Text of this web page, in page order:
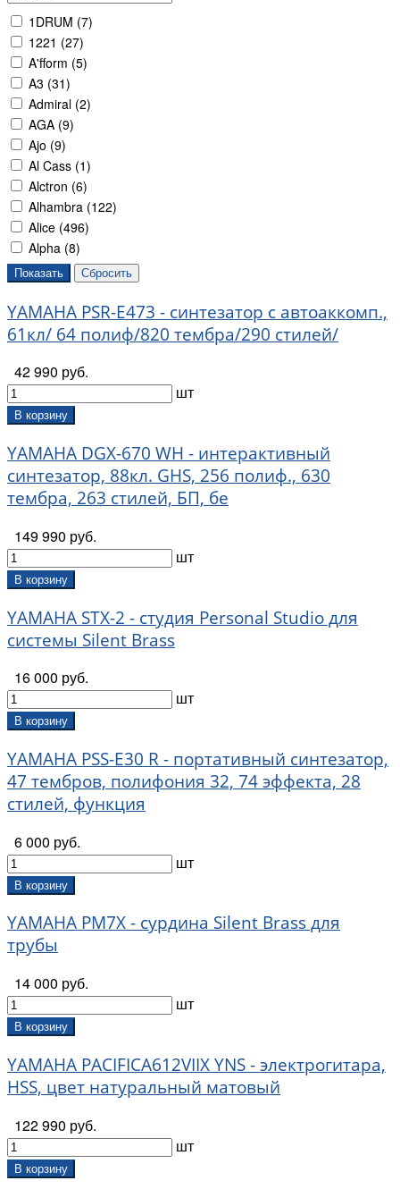
1DRUM (7)
1221 (27)
A'fform (5)
A3 (31)
Admiral (2)
AGA (9)
Ajo (9)
Al Cass (1)
Alctron (6)
Alhambra (122)
Alice (496)
Alpha (8)
Amati (29)
AMC (226)
AMT electronics (112)
Angel (120)
Aquila (6)
Arborea (237)
Art & Lutherie (
Atelier Goncharov (12 )
Augustine (12 )
Aurora (
28)
Aurus (
Avatar (14)
AxeCover (1)
Bach (225
Bagdasar guitars (14)
Bansid (5 )
Beaumont (
Belcat (
Bonade ( 7)
Bonmusica (9
Boomwhackers (3)
BOSS (71
Bowo (
Bugera (4)
Bullet (
Caravan Music (
Cascha (
Charley Davis (3)
Cherub (33)
Clevan (38)
Conductor (45)
Conn-Selmer (
YAMAHA PSR-E473 - синтезатор с автоаккомп.,
61кл/ 64 полиф/820 тембра/290 стилей/
42 990 руб.
шт
В корзину
YAMAHA DGX-670 WH - интерактивный
синтезатор, 88кл. GHS, 256 полиф., 630
тембра, 263 стилей, БП, бе
149 990 руб.
шт
В корзину
YAMAHA STX-2 - студия Personal Studio для
системы Silent Brass
16 000 руб.
шт
В корзину
YAMAHA PSS-E30 R - портативный синтезатор,
47 тембров, полифония 32, 74 эффекта, 28
стилей, функция
6 000 руб.
шт
В корзину
YAMAHA PM7X - сурдина Silent Brass для
трубы
14 000 руб.
шт
В корзину
YAMAHA PACIFICA612VIIX YNS - электрогитара,
HSS, цвет натуральный матовый
122 990 руб.
шт
В корзину